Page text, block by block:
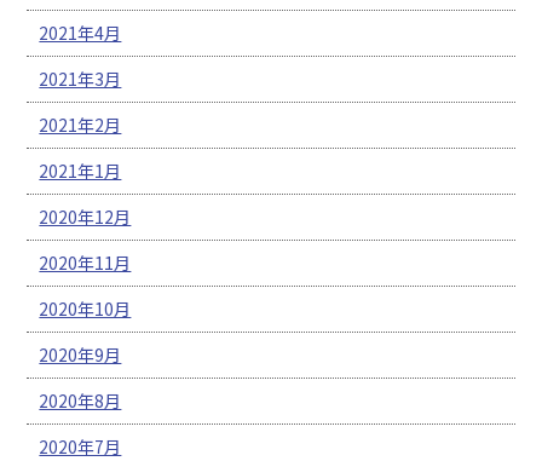
2021年4月
2021年3月
2021年2月
2021年1月
2020年12月
2020年11月
2020年10月
2020年9月
2020年8月
2020年7月